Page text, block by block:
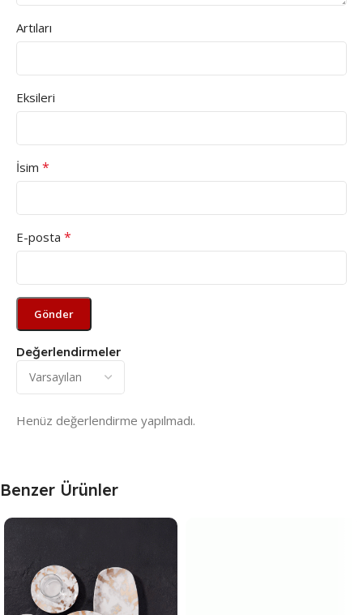
Değerlendirmeler
Henüz değerlendirme yapılmadı.
Artıları
Eksileri
İsim *
E-posta *
Benzer Ürünler